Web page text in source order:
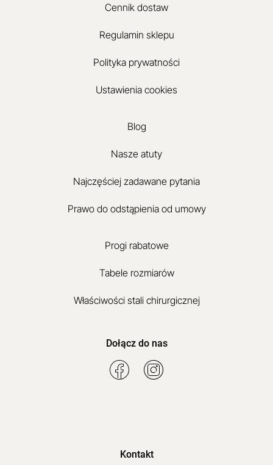
Cennik dostaw
Regulamin sklepu
Polityka prywatności
Ustawienia cookies
Blog
Nasze atuty
Najczęściej zadawane pytania
Prawo do odstąpienia od umowy
Progi rabatowe
Tabele rozmiarów
Właściwości stali chirurgicznej
Dołącz do nas
Kontakt